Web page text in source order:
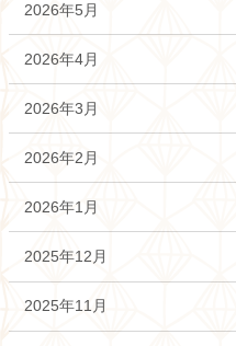
2026年5月
2026年4月
2026年3月
2026年2月
2026年1月
2025年12月
2025年11月